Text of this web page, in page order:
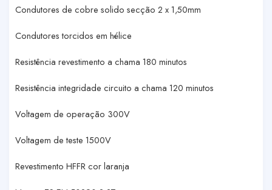
Condutores de cobre solido secção 2 x 1,50mm
Condutores torcidos em hélice
Resistência revestimento a chama 180 minutos
Resistência integridade circuito a chama 120 minutos
Voltagem de operação 300V
Voltagem de teste 1500V
Revestimento HFFR cor laranja